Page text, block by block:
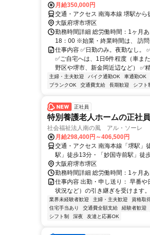
月給350,000円
交通・アクセス 南海本線 堺駅から
大阪府堺市堺区
勤務時間詳細 総労働時間：1ヶ月
18：00 ※始業・終業時間は、 訪問
仕事内容 ✅日勤のみ。夜勤なし。
✅ご自宅へは、1日6件程度（車ま
野区や堺市、新金岡近辺など） ✅
主婦・主夫歓迎 バイク通勤OK 車通勤OK
ブランクOK
交通費支給 長期歓迎 シフト
正社員
特別養護老人ホームの正社
社会福祉法人南の風 アル・ソーレ
月給298,400円～406,500円
交通・アクセス 南海本線「堺駅」
駅」徒歩13分・「妙国寺前駅」徒
大阪府堺市堺区
勤務時間詳細 総労働時間：1ヶ月
仕事内容 出勤・申し送り： 早番
状況など）の引き継ぎを受けます
業界未経験者歓迎 主婦・主夫歓迎 資格取
住宅手当あり
交通費全額支給 経験者歓迎
シフト制
深夜 友達と応募OK